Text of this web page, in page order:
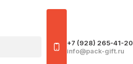
+7 (928) 265-41-20
info@pack-gift.ru